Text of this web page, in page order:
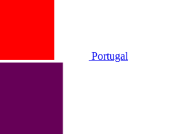
Portugal